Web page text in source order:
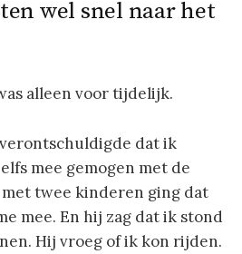
wel snel naar het
alleen voor tijdelijk.
dat ik
mee gemogen met de
twee kinderen ging dat
mee. En hij zag dat ik stond
Hij vroeg of ik kon rijden.